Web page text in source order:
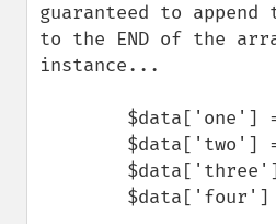
guaranteed to append
to the END of the
instance...